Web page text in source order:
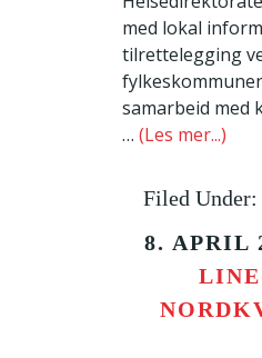
med lokal
tilrettelegging
samarbeid med
… (Les mer...)
Filed Under:
8. APRIL